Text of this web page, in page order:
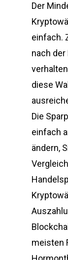
Der
einfach.
nach
diese
Die
einfach
ändern,
meisten